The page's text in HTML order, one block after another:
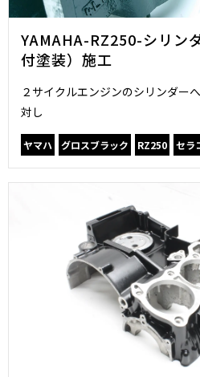
YAMAHA-RZ250-シリン
付塗装）施工
２サイクルエンジンのシリンダー
対し
ヤマハ グロスブラック RZ250 セラ